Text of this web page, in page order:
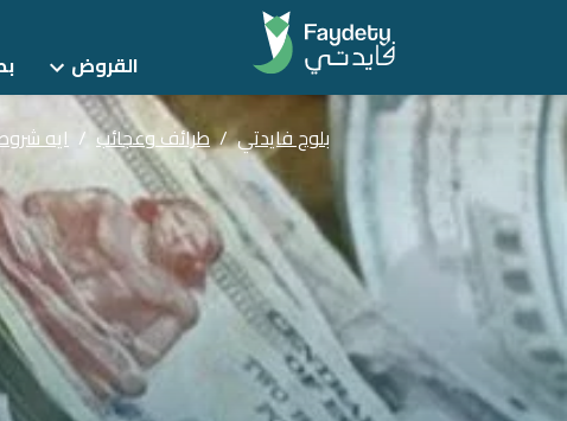
القروض
بلوج فايدتي / طرائف وعجائب / ايه